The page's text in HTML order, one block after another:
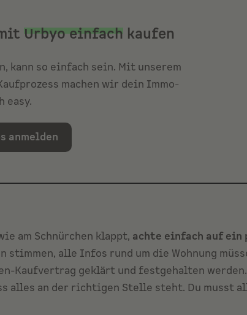
Urbyo einfach kaufen
kann so einfach sein. Mit unserem
machen wir dein Immo-
easy.
anmelden
am Schnürchen klappt, achte einfach auf ein
stimmen, alle Infos rund um die Wohnung
Kaufvertrag geklärt und festgehalten
alles an der richtigen Stelle steht. Du musst